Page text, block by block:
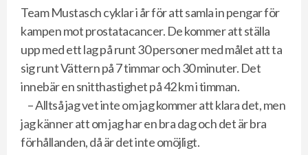
Team Mustasch cyklar i år för att samla in pengar för
kampen mot prostatacancer. De kommer att ställa
upp med ett lag på runt 30 personer med målet att ta
sig runt Vättern på 7 timmar och 30 minuter. Det
innebär en snitthastighet på 42 km i timman.
– Alltså jag vet inte om jag kommer att klara det, men
jag känner att om jag har en bra dag och det är bra
förhållanden, då är det inte omöjligt.